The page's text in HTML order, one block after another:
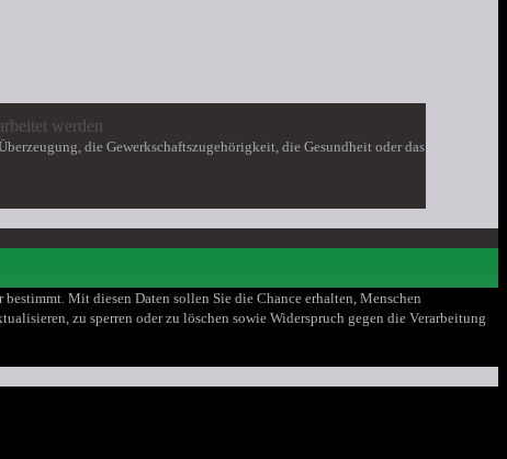
werden
die Gewerkschaftszugehörigkeit, die Gesundheit oder das
Mit diesen Daten sollen Sie die Chance erhalten, Menschen
zu sperren oder zu löschen sowie Widerspruch gegen die Verarbeitung